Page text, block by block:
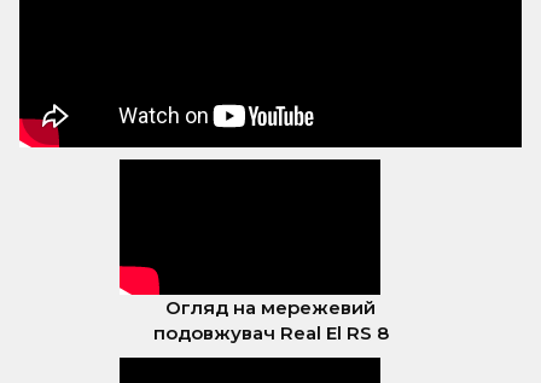
Огляд на мережевий
подовжувач Real El RS 8